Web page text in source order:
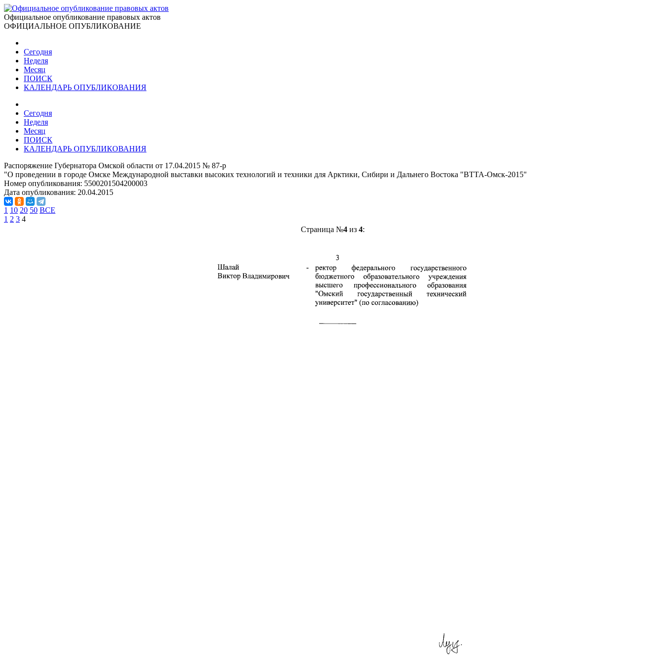
Официальное опубликование правовых актов
ОФИЦИАЛЬНОЕ ОПУБЛИКОВАНИЕ
Сегодня
Неделя
Месяц
ПОИСК
КАЛЕНДАРЬ ОПУБЛИКОВАНИЯ
Сегодня
Неделя
Месяц
ПОИСК
КАЛЕНДАРЬ ОПУБЛИКОВАНИЯ
Распоряжение Губернатора Омской области от 17.04.2015 № 87-р
"О проведении в городе Омске Международной выставки высоких технологий и техники для Арктики, Сибири и Дальнего Востока "ВТТА-Омск-2015"
Номер опубликования: 5500201504200003
Дата опубликования: 20.04.2015
1 10 20 50 ВСЕ
1 2 3 4
Страница №4из 4: